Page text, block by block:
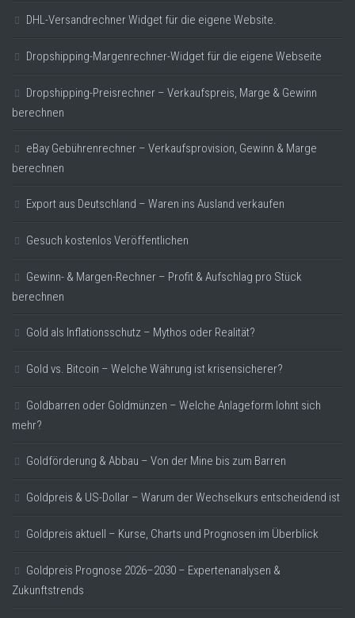
DHL-Versandrechner Widget für die eigene Website.
Dropshipping-Margenrechner-Widget für die eigene Webseite
Dropshipping-Preisrechner – Verkaufspreis, Marge & Gewinn
berechnen
eBay Gebührenrechner – Verkaufsprovision, Gewinn & Marge
berechnen
Export aus Deutschland – Waren ins Ausland verkaufen
Gesuch kostenlos Veröffentlichen
Gewinn- & Margen-Rechner – Profit & Aufschlag pro Stück
berechnen
Gold als Inflationsschutz – Mythos oder Realität?
Gold vs. Bitcoin – Welche Währung ist krisensicherer?
Goldbarren oder Goldmünzen – Welche Anlageform lohnt sich
mehr?
Goldförderung & Abbau – Von der Mine bis zum Barren
Goldpreis & US-Dollar – Warum der Wechselkurs entscheidend ist
Goldpreis aktuell – Kurse, Charts und Prognosen im Überblick
Goldpreis Prognose 2026–2030 – Expertenanalysen &
Zukunftstrends